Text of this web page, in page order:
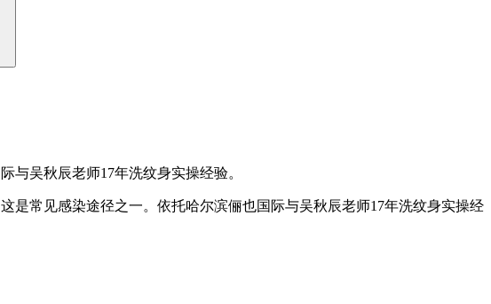
与吴秋辰老师17年洗纹身实操经验。
是常见感染途径之一。依托哈尔滨俪也国际与吴秋辰老师17年洗纹身实操经